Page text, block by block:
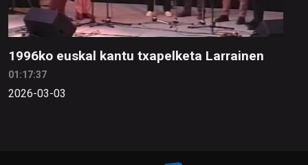
1996ko euskal kantu txapelketa Larrainen
01:17:37
2026-03-03